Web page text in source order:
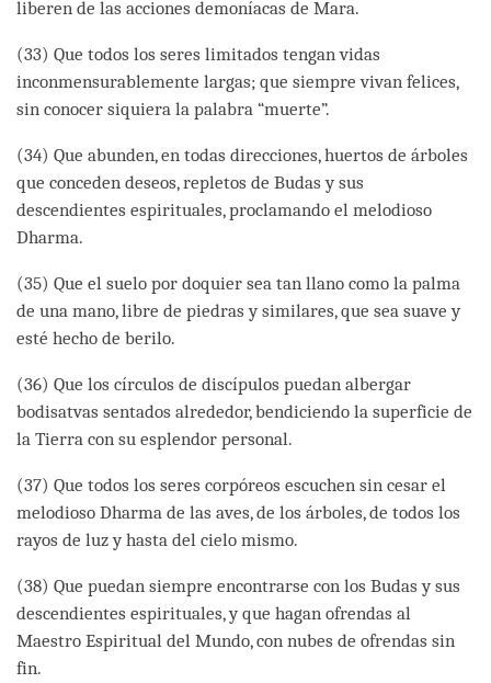
liberen de las acciones demoníacas de Mara.
(33) Que todos los seres limitados tengan vidas
inconmensurablemente largas; que siempre vivan felices,
sin conocer siquiera la palabra “muerte”.
(34) Que abunden, en todas direcciones, huertos de árboles
que conceden deseos, repletos de Budas y sus
descendientes espirituales, proclamando el melodioso
Dharma.
(35) Que el suelo por doquier sea tan llano como la palma
de una mano, libre de piedras y similares, que sea suave y
esté hecho de berilo.
(36) Que los círculos de discípulos puedan albergar
bodisatvas sentados alrededor, bendiciendo la superficie de
la Tierra con su esplendor personal.
(37) Que todos los seres corpóreos escuchen sin cesar el
melodioso Dharma de las aves, de los árboles, de todos los
rayos de luz y hasta del cielo mismo.
(38) Que puedan siempre encontrarse con los Budas y sus
descendientes espirituales, y que hagan ofrendas al
Maestro Espiritual del Mundo, con nubes de ofrendas sin
fin.